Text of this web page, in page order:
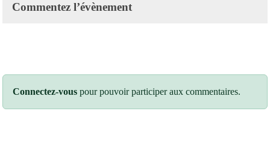
Commentez l’évènement
Connectez-vous pour pouvoir participer aux commentaires.